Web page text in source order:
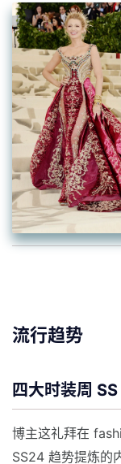
流行趋势
四大时装周
博主这礼拜在
SS24 趋势提炼的